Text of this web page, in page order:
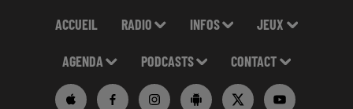
ACCUEIL RADIO INFOS JEUX
AGENDA PODCASTS CONTACT